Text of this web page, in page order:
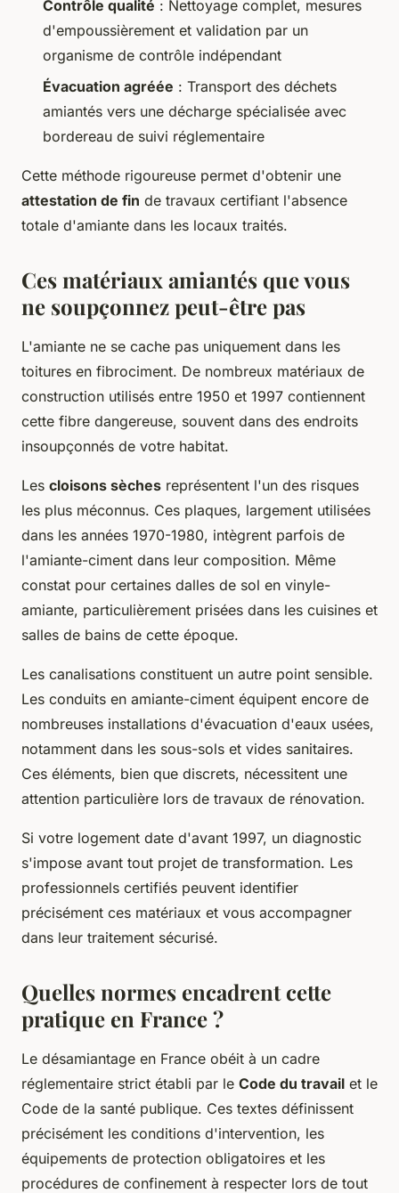
Contrôle qualité : Nettoyage complet, mesures
d'empoussièrement et validation par un
organisme de contrôle indépendant
Évacuation agréée : Transport des déchets
amiantés vers une décharge spécialisée avec
bordereau de suivi réglementaire
Cette méthode rigoureuse permet d'obtenir une
attestation de fin de travaux certifiant l'absence
totale d'amiante dans les locaux traités.
Ces matériaux amiantés que vous
ne soupçonnez peut-être pas
L'amiante ne se cache pas uniquement dans les
toitures en fibrociment. De nombreux matériaux de
construction utilisés entre 1950 et 1997 contiennent
cette fibre dangereuse, souvent dans des endroits
insoupçonnés de votre habitat.
Les cloisons sèches représentent l'un des risques
les plus méconnus. Ces plaques, largement utilisées
dans les années 1970-1980, intègrent parfois de
l'amiante-ciment dans leur composition. Même
constat pour certaines dalles de sol en vinyle-
amiante, particulièrement prisées dans les cuisines et
salles de bains de cette époque.
Les canalisations constituent un autre point sensible.
Les conduits en amiante-ciment équipent encore de
nombreuses installations d'évacuation d'eaux usées,
notamment dans les sous-sols et vides sanitaires.
Ces éléments, bien que discrets, nécessitent une
attention particulière lors de travaux de rénovation.
Si votre logement date d'avant 1997, un diagnostic
s'impose avant tout projet de transformation. Les
professionnels certifiés peuvent identifier
précisément ces matériaux et vous accompagner
dans leur traitement sécurisé.
Quelles normes encadrent cette
pratique en France ?
Le désamiantage en France obéit à un cadre
réglementaire strict établi par le Code du travail et le
Code de la santé publique. Ces textes définissent
précisément les conditions d'intervention, les
équipements de protection obligatoires et les
procédures de confinement à respecter lors de tout